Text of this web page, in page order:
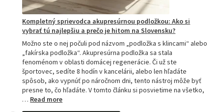
Kompletný sprievodca akupresúrnou podložkou: Ako si
vybrať tú najlepšiu a prečo je hitom na Slovensku?
Možno ste o nej počuli pod názvom „podložka s klincami“ alebo
„fakírska podložka“. Akupresúrna podložka sa stala
fenoménom v oblasti domácej regenerácie. Či už ste
športovec, sedíte 8 hodín v kancelárii, alebo len hľadáte
spôsob, ako vypnúť po náročnom dni, tento nástroj môže byť
presne to, čo hľadáte. V tomto článku si posvietime na všetko,
… Read more: